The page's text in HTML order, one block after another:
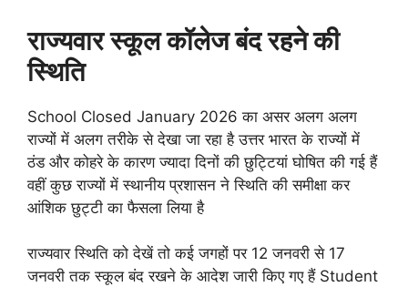
राज्यवार स्कूल कॉलेज बंद रहने की
स्थिति
School Closed January 2026 का असर अलग अलग
राज्यों में अलग तरीके से देखा जा रहा है उत्तर भारत के राज्यों में
ठंड और कोहरे के कारण ज्यादा दिनों की छुट्टियां घोषित की गई हैं
वहीं कुछ राज्यों में स्थानीय प्रशासन ने स्थिति की समीक्षा कर
आंशिक छुट्टी का फैसला लिया है
राज्यवार स्थिति को देखें तो कई जगहों पर 12 जनवरी से 17
जनवरी तक स्कूल बंद रखने के आदेश जारी किए गए हैं Student